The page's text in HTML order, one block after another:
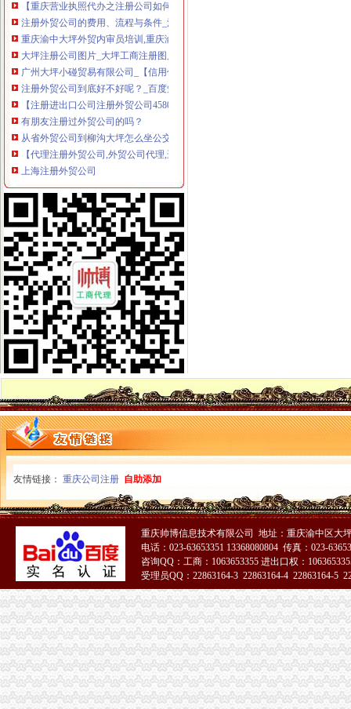
注册外贸公司的费用、流程与条件_注册企业_新浪博客
重庆渝中大坪外贸内审员培训,重庆渝中大坪ISO9001内审员培训,重
大坪注册公司图片_大坪工商注册图片-泉州易登网
广州大坪小碰贸易有限公司_【信用信息_诉讼信息_财务信息_注册信息
注册外贸公司到底好不好呢？_百度知道
【注册进出口公司注册外贸公司4580办理公司全套证照！】价格_厂
有朋友注册过外贸公司的吗？
从省外贸公司到柳沟大坪怎么坐公交车,快需要多久？-公交查询
【代理注册外贸公司,外贸公司代理,进出口贸易代理注册】价格
上海注册外贸公司
重庆渝中大坪单证员培训,重庆渝中大坪外贸单证员培训,重庆渝中大
专业代理注册公司为您解释外贸公司注册资本需要多少？-站长交流-
重庆渝中食品饮料公司-顺企网重庆渝中黄页
重庆优力童外贸童装配送中心|重庆优力童外贸童装配送中心网站
重庆文胸公司-顺企网重庆黄页
重庆中基公司（外贸业务）-城市吧街景地图
注册外贸公司的流程,注册外贸公司的条件？
上海外贸公司注册费用与注册流程-法律快车公司法
增城公注册司营业执照,增城服装销售公司注册,贸易公-广州58同城
工资待遇,大坪院洪业祥等（2014年11月13日第6页）职业圈
【萝岗周边工商注册|萝岗周边公司注册|萝岗周边注册公司】-广州58同
注册香港公司与注册外贸公司有何不同_志趣网
电子外贸业务跟单_凯昶德电子科技招聘信息_智通人才网
让外贸公司代理处理信用证_列表网问答
增城贸易公司注册】价格,厂家,图片,公司注册、年检、变更,广
重庆甘达商贸有限责任公司|重庆甘达商贸有限责任公司网站
外贸不锈钢餐具厂家_外贸不锈钢餐具厂家供应商_外贸不锈钢餐具生产
外贸套装茶具厂家_外贸套装茶具厂家供应商_外贸套装茶具生产厂家批
找渝中大坪书法培训选,重庆美术绘画培训火热销中【今日推荐网
童心圆悦读文化教育供应优质的渝中大坪书法培训,纵享高品质渝【今
【代理注册外贸公司,外贸公司代理,进出口贸易代理注册】厂家,
注册外贸公司流程是怎样的？
太原注册外贸公司,商务服务-久久信息网
外贸公司注册的流程
大坪注册外贸公司
重庆文胸公司-顺企网重庆黄页
注册外贸公司流程是怎样的？
有朋友注册过外贸公司的吗？
重庆甘达商贸有限责任公司|重庆甘达商贸有限责任公司网站
让外贸公司代理处理信用证_列表网问答
广州大坪小碰贸易有限公司_【信用信息_诉讼信息_财务信息_注册信息
【重庆营业执照代办之注册公司如何选择注册资金的大小？】-巴南巴
友情链接： 重庆公司注册 自助添加
重庆帅博信息技术有限公司 地址：重庆渝中区大
电话：023-63653351 13368080804 传真：023-
咨询QQ：工商：1063653355 进出口权：
受理员QQ：22863164-3 22863164-4 22863164-5
51La